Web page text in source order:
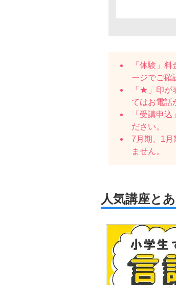
「体験」
ージでご確
「★」印が
てはお電話
「受講申
ださい。
7月期、1月
ません。